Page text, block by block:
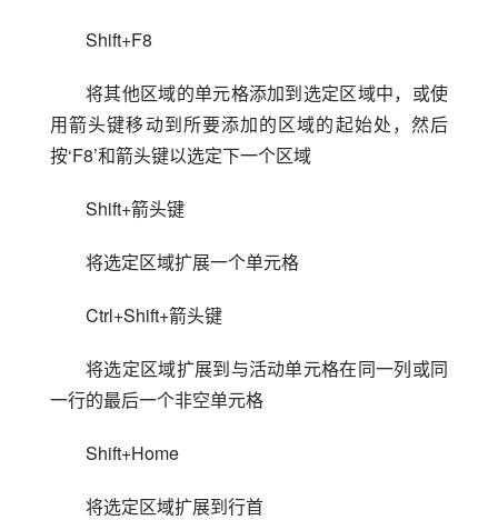
Shift+F8
将其他区域的单元格添加到选定区域中，或使
用箭头键移动到所要添加的区域的起始处，然后
按‘F8’和箭头键以选定下一个区域
Shift+箭头键
将选定区域扩展一个单元格
Ctrl+Shift+箭头键
将选定区域扩展到与活动单元格在同一列或同
一行的最后一个非空单元格
Shift+Home
将选定区域扩展到行首